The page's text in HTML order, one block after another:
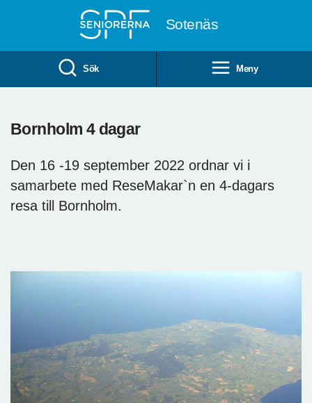
Sotenäs
Sök Meny
Bornholm 4 dagar
Den 16 -19 september 2022 ordnar vi i
samarbete med ReseMakar`n en 4-dagars
resa till Bornholm.